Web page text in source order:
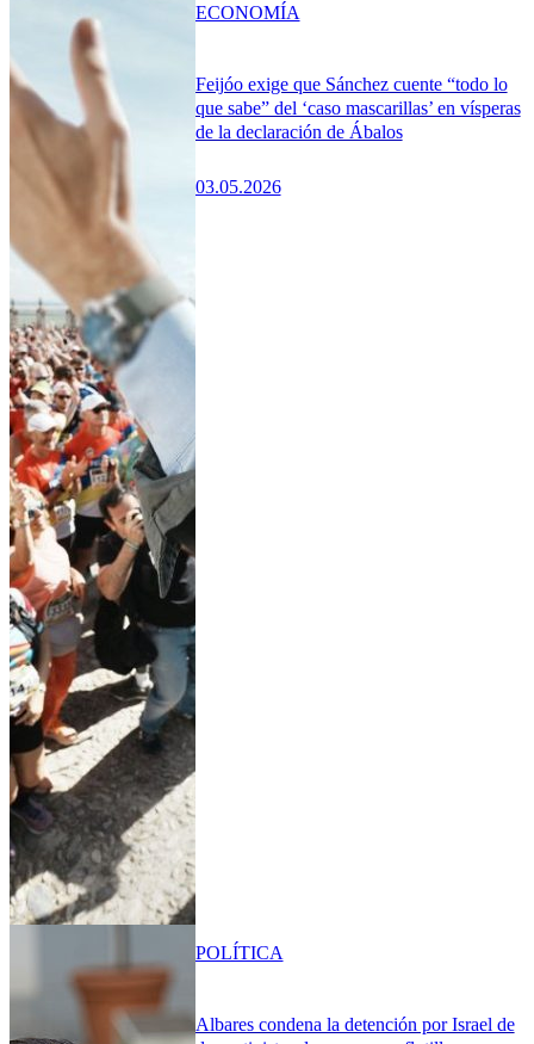
Feijóo exige que Sánchez cuente “todo lo
que sabe” del ‘caso mascarillas’ en vísperas
de la declaración de Ábalos
03.05.2026
ECONOMÍA
Albares condena la detención por Israel de
POLÍTICA